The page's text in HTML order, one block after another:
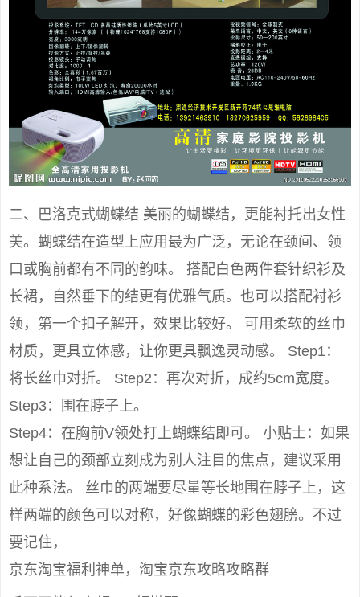
二、巴洛克式蝴蝶结 美丽的蝴蝶结，更能衬托出女性
美。蝴蝶结在造型上应用最为广泛，无论在颈间、领
口或胸前都有不同的韵味。 搭配白色两件套针织衫及
长裙，自然垂下的结更有优雅气质。也可以搭配衬衫
领，第一个扣子解开，效果比较好。 可用柔软的丝巾
材质，更具立体感，让你更具飘逸灵动感。 Step1：
将长丝巾对折。 Step2：再次对折，成约5cm宽度。
Step3：围在脖子上。
Step4：在胸前V领处打上蝴蝶结即可。 小贴士：如果
想让自己的颈部立刻成为别人注目的焦点，建议采用
此种系法。 丝巾的两端要尽量等长地围在脖子上，这
样两端的颜色可以对称，好像蝴蝶的彩色翅膀。不过
要记住，
京东淘宝福利神单，淘宝京东攻略攻略群